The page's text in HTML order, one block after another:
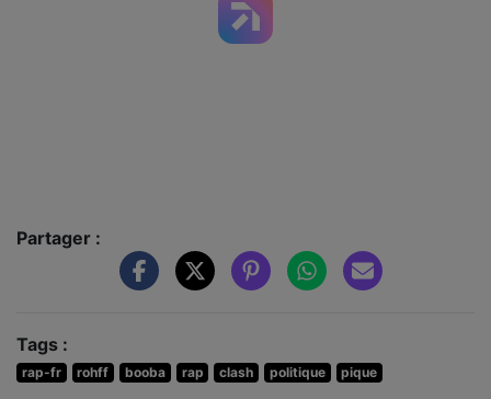
Partager :
Tags :
rap-fr rohff booba rap clash politique pique